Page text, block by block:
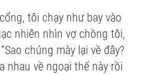
tôi chạy như bay vào
nhiên nhìn vợ chồng tôi,
chúng mày lại về đây?
nhau về ngoại thế này rồi